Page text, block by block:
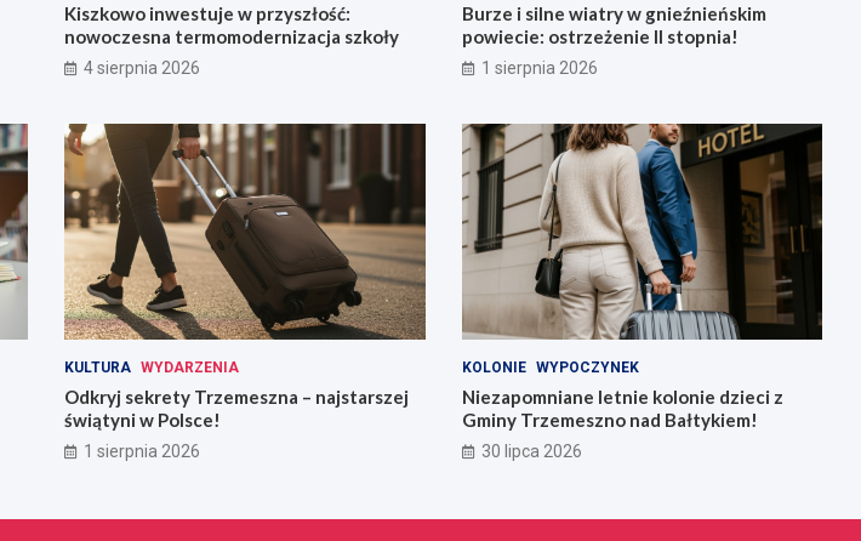
Kiszkowo inwestuje w przyszłość:
nowoczesna termomodernizacja szkoły
4 sierpnia 2026
Burze i silne wiatry w gnieźnieńskim
powiecie: ostrzeżenie II stopnia!
1 sierpnia 2026
KULTURA WYDARZENIA
Odkryj sekrety Trzemeszna – najstarszej
świątyni w Polsce!
1 sierpnia 2026
KOLONIE WYPOCZYNEK
Niezapomniane letnie kolonie dzieci z
Gminy Trzemeszno nad Bałtykiem!
30 lipca 2026